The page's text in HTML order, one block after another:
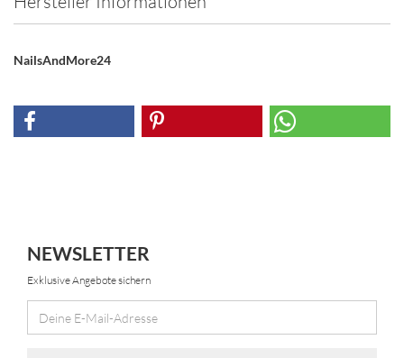
NailsAndMore24
NEWSLETTER
Exklusive Angebote sichern